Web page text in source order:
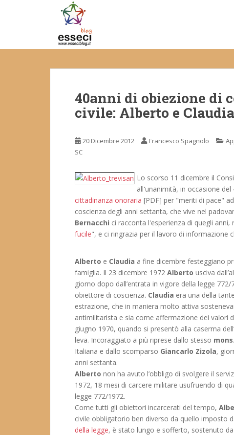
t
40anni di obiezione di
civile: Alberto e Claudia
20 Dicembre 2012 Francesco Spagnolo
SC
Lo scorso 11 dicembre il
all'unanimità, in occasione del
cittadinanza onoraria [PDF] per "meriti di pace" ad
coscienza degli anni settanta, che vive nel
Bernacchi ci racconta l'esperienza di quegli
fucile", e ci ringrazia per il lavoro di informazione
Alberto e Claudia a fine dicembre festeggiano
famiglia. Il 23 dicembre 1972 Alberto usciva
giorno dopo dall’entrata in vigore della legge
obiettore di coscienza. Claudia era una della
estrazione, che in maniera molto attiva
antimilitarista e sia come affermazione dei valori
giugno 1970, quando si presentò alla caserma
leva. Incoraggiato a più riprese dallo stesso
Italiana e dallo scomparso Giancarlo Zizola,
anni settanta.
Alberto non ha avuto l’obbligo di svolgere il
1972, 18 mesi di carcere militare usufruendo di
legge 772/1972.
Come tutti gli obiettori incarcerati del tempo,
civile obbligatorio ben diverso da quello imposto
della legge, è stato lungo e sofferto, sostenuto